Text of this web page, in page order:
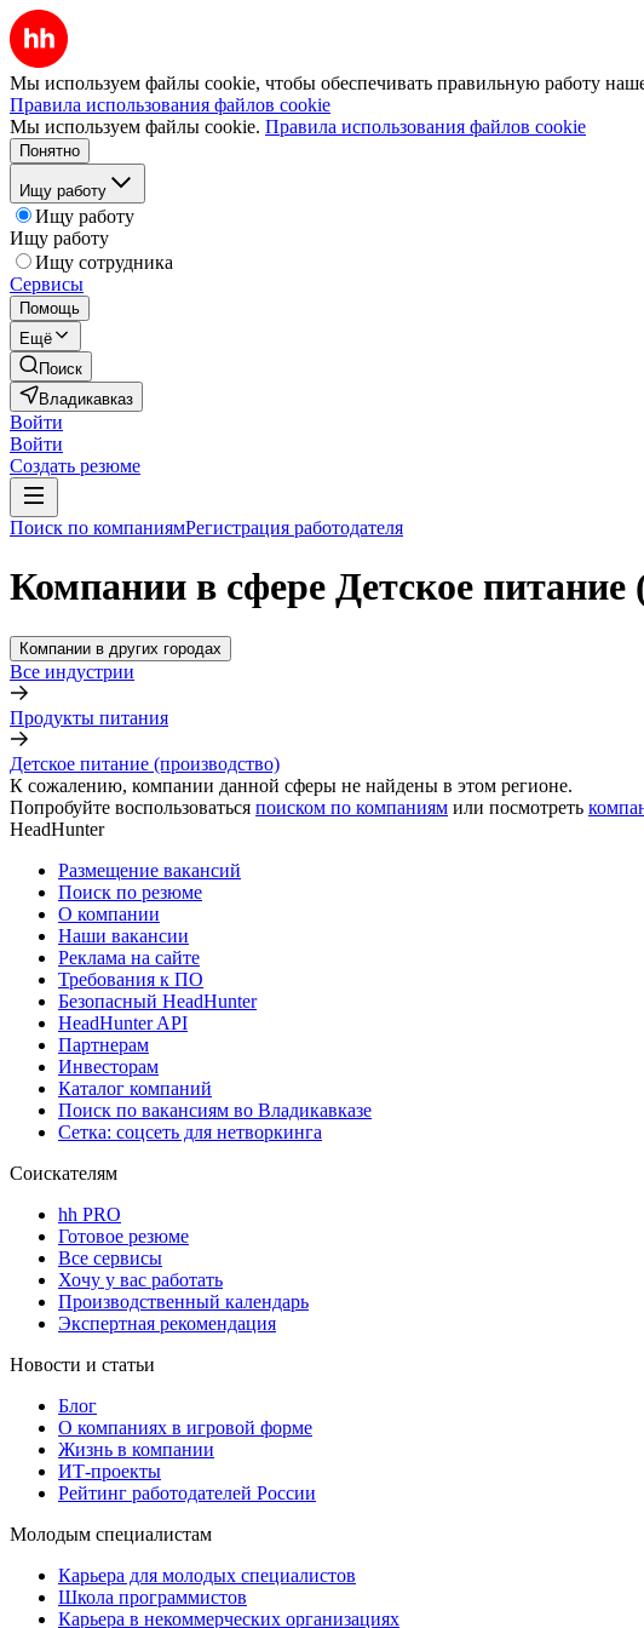
Мы используем файлы cookie, чтобы обеспечивать правильную работу
Правила использования файлов cookie
Мы используем файлы cookie. Правила использования файлов cookie
Понятно
Ищу работу
Ищу работу
Ищу работу
Ищу сотрудника
Сервисы
Помощь
Ещё
Поиск
Владикавказ
Войти
Войти
Создать резюме
Поиск по компаниямРегистрация работодателя
Компании в сфере Детское питание
Компании в других городах
Все индустрии
Продукты питания
Детское питание (производство)
К сожалению, компании данной сферы не найдены в этом регионе.
Попробуйте воспользоваться поиском по компаниям или посмотреть
HeadHunter
Размещение вакансий
Поиск по резюме
О компании
Наши вакансии
Реклама на сайте
Требования к ПО
Безопасный HeadHunter
HeadHunter API
Партнерам
Инвесторам
Каталог компаний
Поиск по вакансиям во Владикавказе
Сетка: соцсеть для нетворкинга
Соискателям
hh PRO
Готовое резюме
Все сервисы
Хочу у вас работать
Производственный календарь
Экспертная рекомендация
Новости и статьи
Блог
О компаниях в игровой форме
Жизнь в компании
ИТ-проекты
Рейтинг работодателей России
Молодым специалистам
Карьера для молодых специалистов
Школа программистов
Карьера в некоммерческих организациях